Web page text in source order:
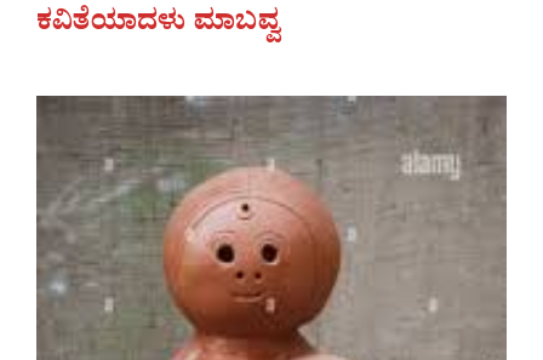
ಕವಿತೆಯಾದಳು ಮಾಬವ್ವ